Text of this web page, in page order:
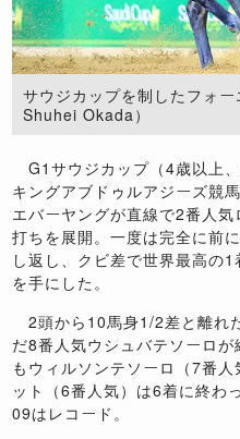
サウジカップを制したフォ
Shuhei Okada）
G1サウジカップ（4歳以上
キングアブドゥルアジーズ競馬
エバーヤングが直線で2番人気
打ちを展開。一度は完全に前
し返し、クビ差で世界最高の1
を手にした。
2頭から 10馬身1/2差と離れ
だ8番人気ウシュバテソーロが
もウィルソンテソーロ（7番人
ット（6番人気）は6着に終わ
09はレコード。